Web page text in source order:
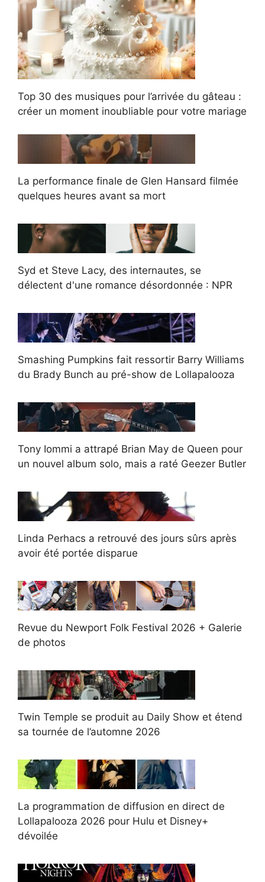
Top 30 des musiques pour l’arrivée du gâteau :
créer un moment inoubliable pour votre mariage
La performance finale de Glen Hansard filmée
quelques heures avant sa mort
Syd et Steve Lacy, des internautes, se
délectent d'une romance désordonnée : NPR
Smashing Pumpkins fait ressortir Barry Williams
du Brady Bunch au pré-show de Lollapalooza
Tony Iommi a attrapé Brian May de Queen pour
un nouvel album solo, mais a raté Geezer Butler
Linda Perhacs a retrouvé des jours sûrs après
avoir été portée disparue
Revue du Newport Folk Festival 2026 + Galerie
de photos
Twin Temple se produit au Daily Show et étend
sa tournée de l’automne 2026
La programmation de diffusion en direct de
Lollapalooza 2026 pour Hulu et Disney+
dévoilée